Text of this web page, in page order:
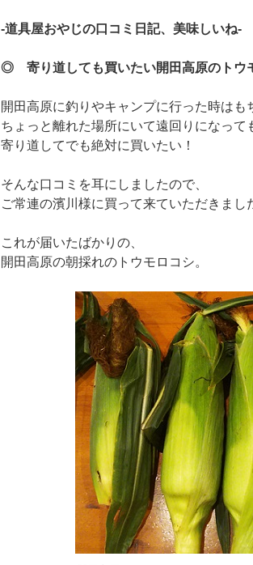
-道具屋おやじの口コミ日記、美味しいね-
◎ 寄り道しても買いたい開田高原のトウ
開田高原に釣りやキャンプに行った時はも
ちょっと離れた場所にいて遠回りになって
寄り道してでも絶対に買いたい！
そんな口コミを耳にしましたので、
ご常連の濱川様に買って来ていただきまし
これが届いたばかりの、
開田高原の朝採れのトウモロコシ。